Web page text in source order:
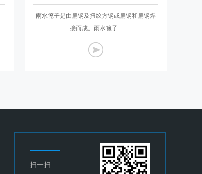
雨水篦子是由扁钢及扭绞方钢或扁钢和扁钢焊
接而成。雨水篦子...
扫一扫